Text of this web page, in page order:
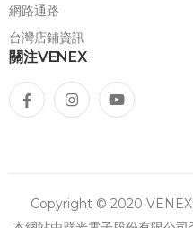
網路通路
台灣店鋪資訊
關注VENEX
Copyright © 2020